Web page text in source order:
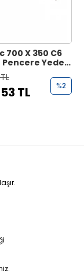
700 X 350 C6
Pencere Yedek
TL %2